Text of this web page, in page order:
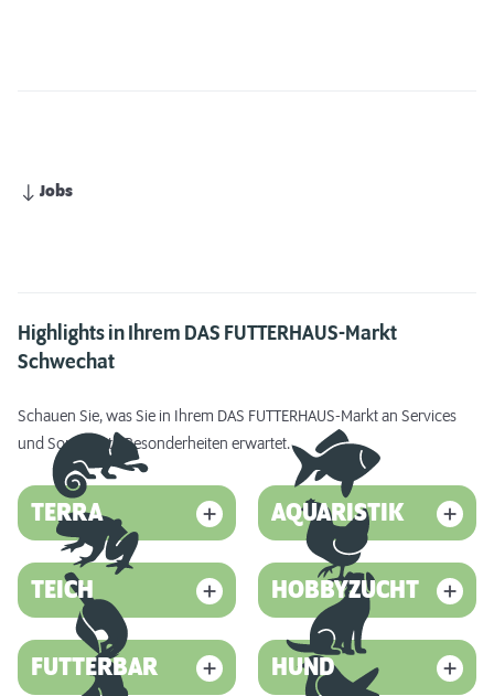
Jobs
Highlights in Ihrem DAS FUTTERHAUS-Markt
Schwechat
Schauen Sie, was Sie in Ihrem DAS FUTTERHAUS-Markt an Services
und Sortiments-Besonderheiten erwartet.
TERRA AQUARISTIK
TEICH HOBBYZUCHT
FUTTERBAR HUND